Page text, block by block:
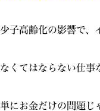
少子高齢化の影響で、
なくてはならない仕事
単にお金だけの問題じ